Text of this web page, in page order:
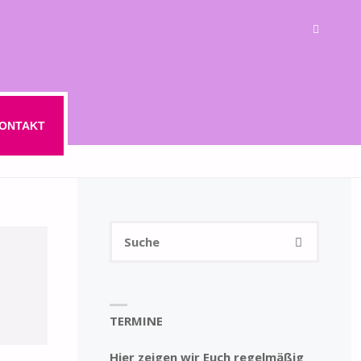
SUCHE
TERMINE
Hier zeigen wir Euch regelmäßig